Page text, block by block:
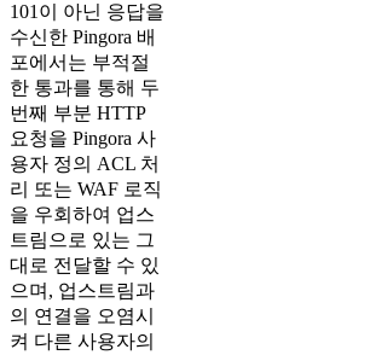
101이 아닌 응답을
수신한 Pingora 배
포에서는 부적절
한 통과를 통해 두
번째 부분 HTTP
요청을 Pingora 사
용자 정의 ACL 처
리 또는 WAF 로직
을 우회하여 업스
트림으로 있는 그
대로 전달할 수 있
으며, 업스트림과
의 연결을 오염시
켜 다른 사용자의